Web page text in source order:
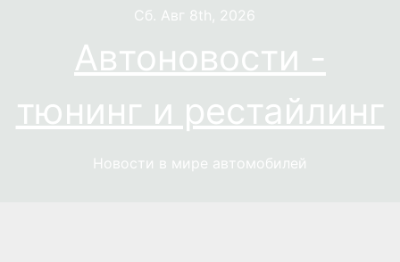
содержимому
Сб. Авг 8th, 2026
Автоновости -
тюнинг и рестайлинг
Новости в мире автомобилей